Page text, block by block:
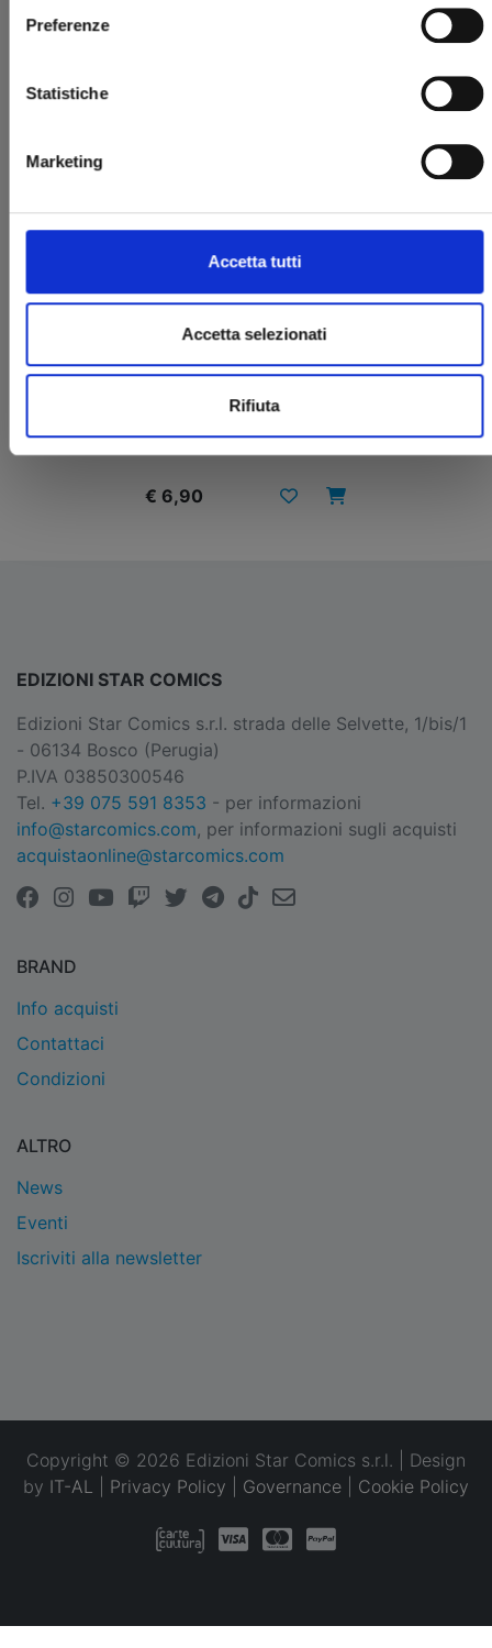
Preferenze
Statistiche
Marketing
Accetta tutti
Accetta selezionati
Rifiuta
ICHI THE WITCH n. 1
28/04/2026
€ 6,90
EDIZIONI STAR COMICS
Edizioni Star Comics s.r.l. strada delle Selvette, 1/bis/1
- 06134 Bosco (Perugia)
P.IVA 03850300546
Tel. +39 075 591 8353 - per informazioni
info@starcomics.com, per informazioni sugli acquisti
acquistaonline@starcomics.com
BRAND
Info acquisti
Contattaci
Condizioni
ALTRO
News
Eventi
Iscriviti alla newsletter
Copyright © 2026 Edizioni Star Comics s.r.l. | Design
by IT-AL Privacy Policy Governance Cookie Policy